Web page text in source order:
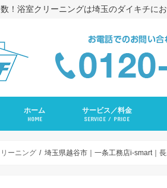
！浴室クリーニングは埼玉のダイキチにお
ホーム
HOME
サービス／料金
SERVICE / PRICE
ーニング 埼玉県越谷市｜一条工務店i-smart｜